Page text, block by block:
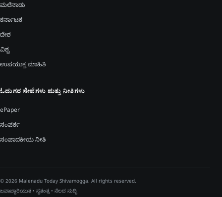
ಮಲೆನಾಡು
ಕರ್ನಾಟಕ
ದೇಶ
ವಿಶ್ವ
ಉಪಯುಕ್ತ ಮಾಹಿತಿ
ಓದುಗರ ಸೇವೆಗಳು ಮತ್ತು ನೀತಿಗಳು
ePaper
ಸಂಪರ್ಕ
ಸಂಪಾದಕೀಯ ನೀತಿ
© 2026 Malenadu Today Shivamogga. All rights reserved.
ಜವಾಬ್ದಾರಿಯುತ • ಸ್ವತಂತ್ರ • ನೆಲದ ಸುದ್ದಿ